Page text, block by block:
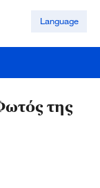
Language
της